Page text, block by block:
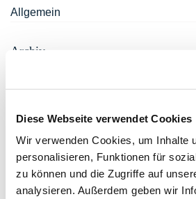
Diese Webseite verwendet Cookies
Wir verwenden Cookies, um Inhalte
personalisieren, Funktionen für
zu können und die Zugriffe auf
analysieren. Außerdem geben wir
Allgemein
Archiv
Februar 2023
Oktober 2022
September 2022
Mai 2022